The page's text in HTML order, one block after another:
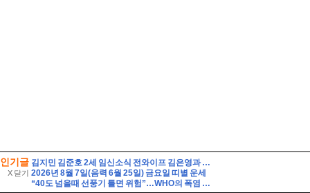
인기글
X 닫기
김지민 김준호 2세 임신소식 전와이프 김은영과 자녀는?
2026년 8월 7일(음력 6월 25일) 금요일 띠별 운세
“40도 넘을때 선풍기 틀면 위험”…WHO의 폭염 생존 수칙